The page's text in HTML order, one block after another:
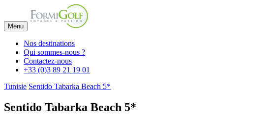
Menu
Nos destinations
Qui sommes-nous ?
Contactez-nous
+33 (0)3 89 21 19 01
Tunisie Sentido Tabarka Beach 5*
Sentido Tabarka Beach 5*